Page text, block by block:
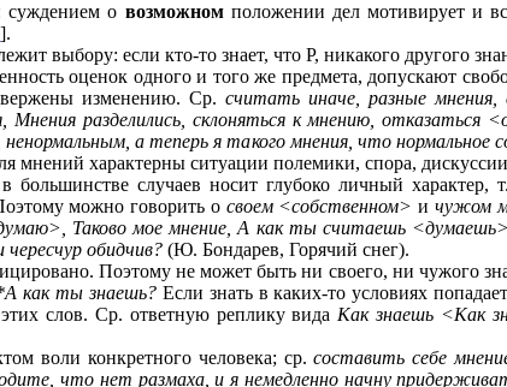
суждением о возможномположении дел мотивирует и
].
выбору: если кто-то знает, что Р, никакого другого
оценок одного и того же предмета, допускают
изменению. Ср. считать иначе, разные
Мнения разделились, склоняться к мнению,
а теперь я такого мнения, что нормальное
мнений характерны ситуации полемики, спора,
большинстве случаев носит глубоко личный характер,
можно говорить о своем <собственном> ичужом
Таково мое мнение, А как ты считаешь
обидчив? (Ю. Бондарев, Горячий снег).
Поэтому не может быть ни своего, ни чужого
как ты знаешь?Если знать в каких-то условиях
слов. Ср. ответную реплику вида Как знаешь <Как
воли конкретного человека; ср.составить себе
что нет размаха, и я немедленно начну